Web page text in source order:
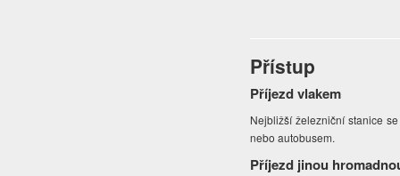
Přístup
Příjezd vlakem
Nejbližší železniční stanice
nebo autobusem.
Příjezd jinou